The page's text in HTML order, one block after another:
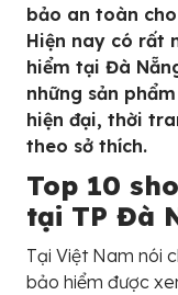
bảo an toàn
Hiện nay có rất
hiểm tại Đà
những sản
hiện đại, thời
theo sở thích.
Top 10
tại TP Đà
Tại Việt Nam nói
bảo hiểm được